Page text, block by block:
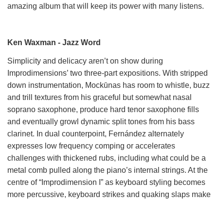
amazing album that will keep its power with many listens.
Ken Waxman - Jazz Word
Simplicity and delicacy aren’t on show during
Improdimensions’ two three-part expositions. With stripped
down instrumentation, Mockūnas has room to whistle, buzz
and trill textures from his graceful but somewhat nasal
soprano saxophone, produce hard tenor saxophone fills
and eventually growl dynamic split tones from his bass
clarinet. In dual counterpoint, Fernández alternately
expresses low frequency comping or accelerates
challenges with thickened rubs, including what could be a
metal comb pulled along the piano’s internal strings. At the
centre of “Improdimension I” as keyboard styling becomes
more percussive, keyboard strikes and quaking slaps make